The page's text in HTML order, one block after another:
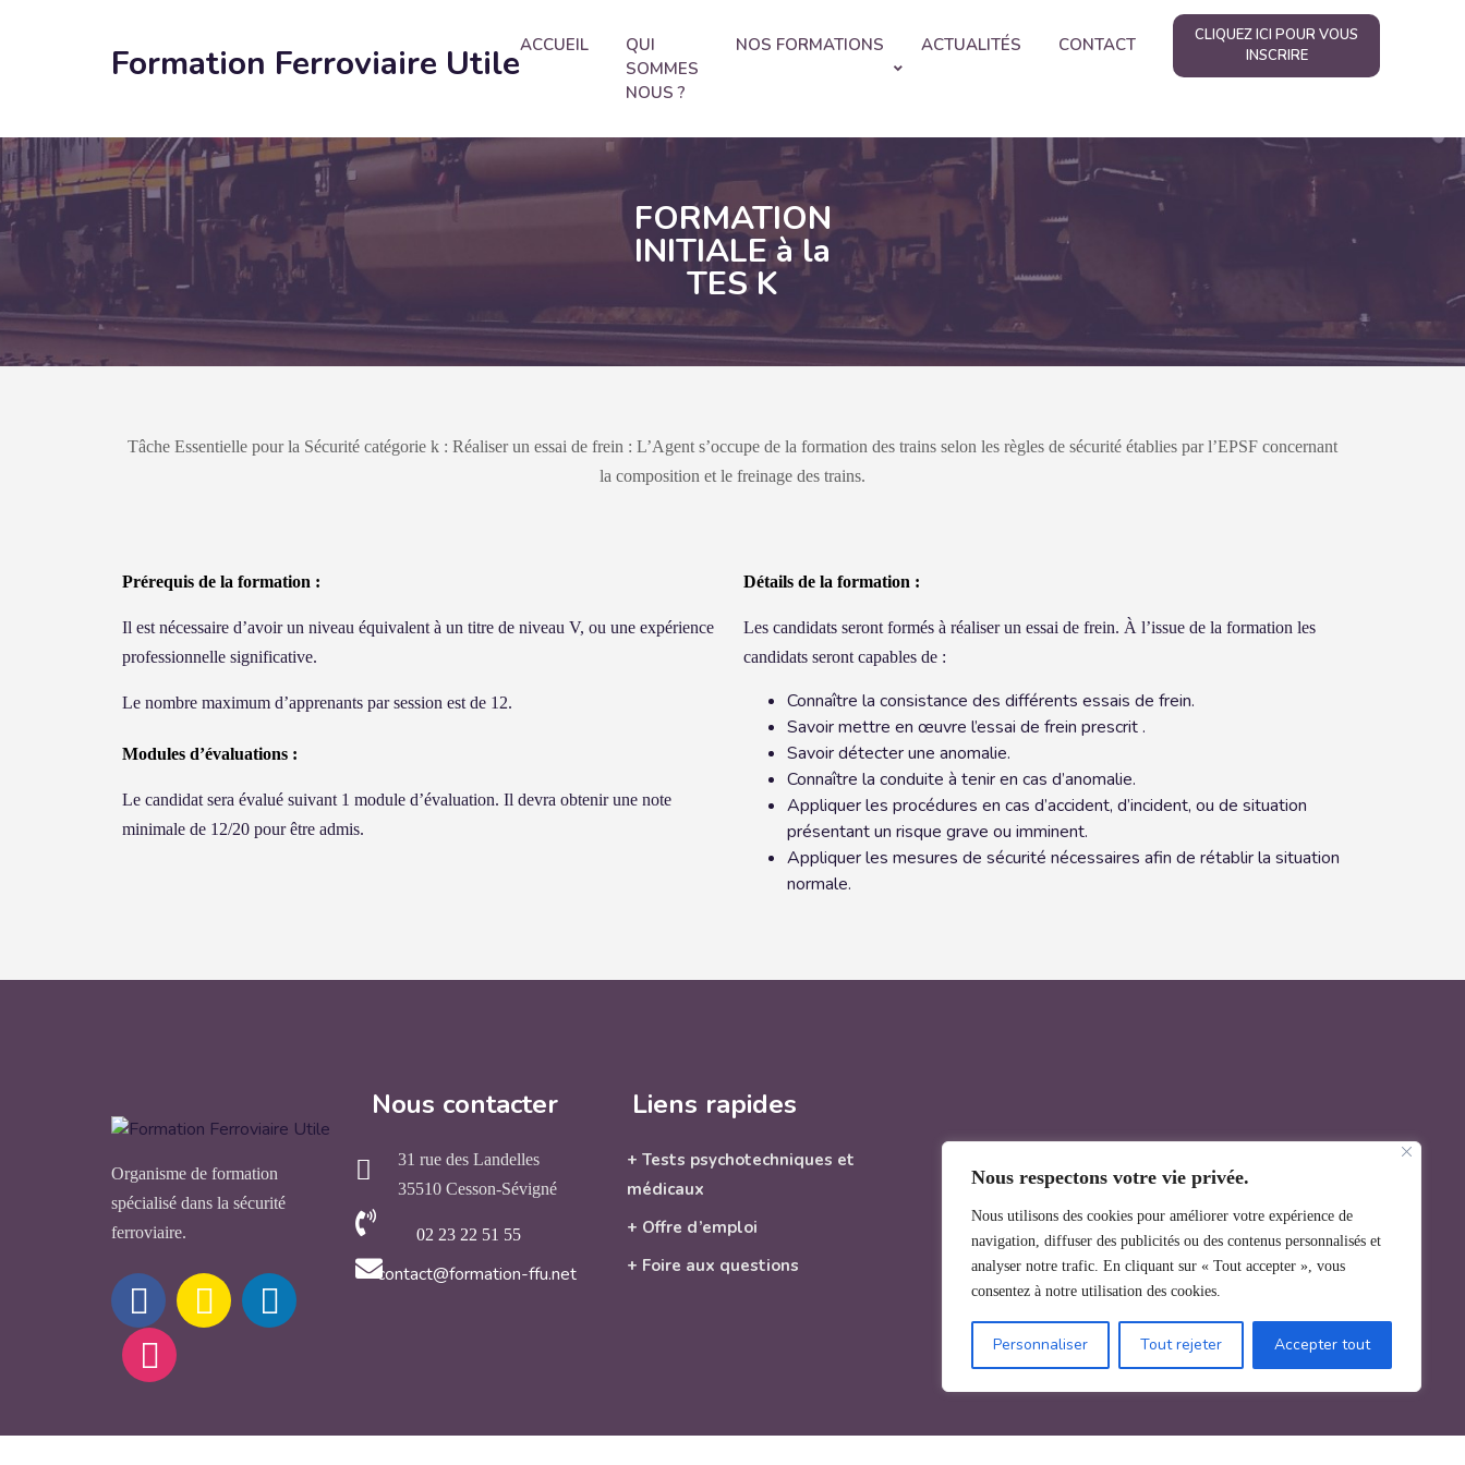
Nous respectons votre vie privée.
Nous utilisons des cookies pour améliorer votre expérience de
navigation, diffuser des publicités ou des contenus personnalisés et
analyser notre trafic. En cliquant sur « Tout accepter », vous
consentez à notre utilisation des cookies.
Personnaliser Tout rejeter Accepter tout
Formation Ferroviaire UtileACCUEIL
QUI
SOMMES
NOUS ?
NOS FORMATIONS ACTUALITÉS CONTACT
CLIQUEZ ICI POUR VOUS
INSCRIRE
FORMATION
INITIALE à la
TES K
Tâche Essentielle pour la Sécurité catégorie k : Réaliser un essai de frein : L’Agent s’occupe de la formation des trains selon les règles de sécurité établies par l’EPSF concernant
la composition et le freinage des trains.
Prérequis de la formation :
Il est nécessaire d’avoir un niveau équivalent à un titre de niveau V, ou une expérience
professionnelle significative.
Le nombre maximum d’apprenants par session est de 12.
Modules d’évaluations :
Le candidat sera évalué suivant 1 module d’évaluation. Il devra obtenir une note
minimale de 12/20 pour être admis.
Détails de la formation :
Les candidats seront formés à réaliser un essai de frein. À l’issue de la formation les
candidats seront capables de :
Connaître la consistance des différents essais de frein.
Savoir mettre en œuvre l’essai de frein prescrit .
Savoir détecter une anomalie.
Connaître la conduite à tenir en cas d’anomalie.
Appliquer les procédures en cas d’accident, d’incident, ou de situation
présentant un risque grave ou imminent.
Appliquer les mesures de sécurité nécessaires afin de rétablir la situation
normale.
Organisme de formation
spécialisé dans la sécurité
ferroviaire.
Nous contacter
31 rue des Landelles
35510 Cesson-Sévigné
02 23 22 51 55
contact@formation-ffu.net
Liens rapides
+ Tests psychotechniques et
médicaux
+ Offre d’emploi
+ Foire aux questions